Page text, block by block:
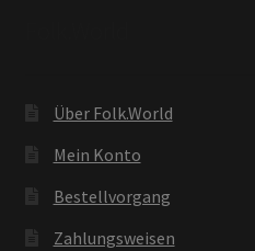
Über Folk.World
Mein Konto
Bestellvorgang
Zahlungsweisen